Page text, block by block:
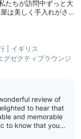
たちが訪問中ずっと大
した。リラックスし
ました。ホテルの立地
光地を楽しむのも簡
で、親しみやすく、常
ちの滞在を特別なも
再度宿泊することを楽
イギリス
ゼクティブラウンジ
review of
to hear that
and memorable
arrived and that